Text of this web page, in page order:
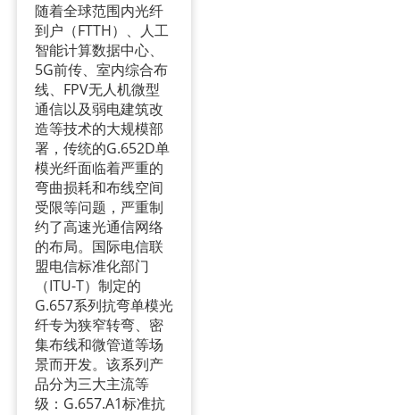
随着全球范围内光纤
到户（FTTH）、人工
智能计算数据中心、
5G前传、室内综合布
线、FPV无人机微型
通信以及弱电建筑改
造等技术的大规模部
署，传统的G.652D单
模光纤面临着严重的
弯曲损耗和布线空间
受限等问题，严重制
约了高速光通信网络
的布局。国际电信联
盟电信标准化部门
（ITU-T）制定的
G.657系列抗弯单模光
纤专为狭窄转弯、密
集布线和微管道等场
景而开发。该系列产
品分为三大主流等
级：G.657.A1标准抗